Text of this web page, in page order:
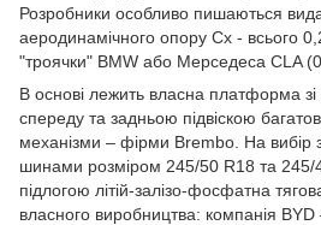
Розробники особливо пишаються
аеродинамічного опору Cx - всього
"троячки" BMW або Мерседеса CLA
В основі лежить власна платформа
спереду та задньою підвіскою
механізми – фірми Brembo. На вибір
шинами розміром 245/50 R18 та 245/
підлогою літій-залізо-фосфатна
власного виробництва: компанія BYD